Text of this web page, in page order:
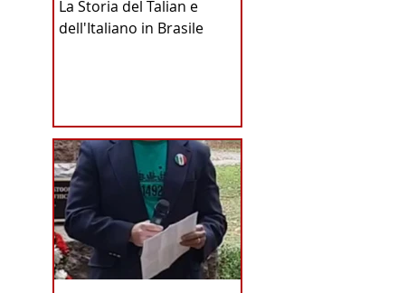
La Storia del Talian e
dell'Italiano in Brasile